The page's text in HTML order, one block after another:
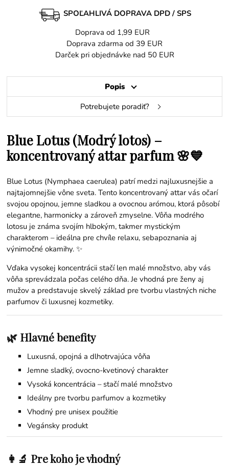
SPOĽAHLIVÁ DOPRAVA DPD / SPS
Doprava od 1,99 EUR
Doprava zdarma od 39 EUR
Darček pri objednávke nad 50 EUR
Popis
Potrebujete poradiť?
Blue Lotus (Modrý lotos) –
koncentrovaný attar parfum 🌸💙
Blue Lotus (Nymphaea caerulea) patrí medzi najluxusnejšie a
najtajomnejšie vône sveta. Tento koncentrovaný attar vás očarí
svojou opojnou, jemne sladkou a ovocnou arómou, ktorá pôsobí
elegantne, harmonicky a zároveň zmyselne. Vôňa modrého
lotosu je známa svojím hlbokým, takmer mystickým
charakterom – ideálna pre chvíle relaxu, sebapoznania aj
výnimočné okamihy. ✨
Vďaka vysokej koncentrácii stačí len malé množstvo, aby vás
vôňa sprevádzala počas celého dňa. Je vhodná pre ženy aj
mužov a predstavuje skvelý základ pre tvorbu vlastných niche
parfumov či luxusnej kozmetiky.
🌿 Hlavné benefity
Luxusná, opojná a dlhotrvajúca vôňa
Jemne sladký, ovocno-kvetinový charakter
Vysoká koncentrácia – stačí malé množstvo
Ideálny pre tvorbu parfumov a kozmetiky
Vhodný pre unisex použitie
Vegánsky produkt
👩‍🔬 Pre koho je vhodný